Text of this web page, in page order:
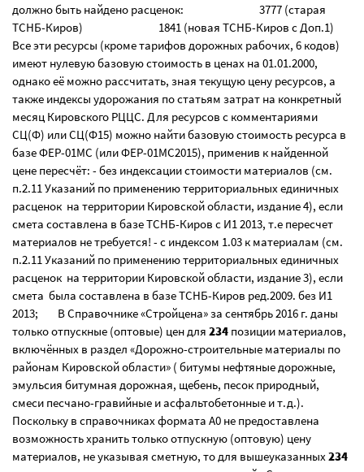
должно быть найдено расценок: 3777 (старая
ТСНБ-Киров) 1841 (новая ТСНБ-Киров с Доп.1)
Все эти ресурсы (кроме тарифов дорожных рабочих, 6 кодов)
имеют нулевую базовую стоимость в ценах на 01.01.2000,
однако её можно рассчитать, зная текущую цену ресурсов, а
также индексы удорожания по статьям затрат на конкретный
месяц Кировского РЦЦС. Для ресурсов с комментариями
СЦ(Ф) или СЦ(Ф15) можно найти базовую стоимость ресурса в
базе ФЕР-01МС (или ФЕР-01МС2015), применив к найденной
цене пересчёт: - без индексации стоимости материалов (см.
п.2.11 Указаний по применению территориальных единичных
расценок на территории Кировской области, издание 4), если
смета составлена в базе ТСНБ-Киров с И1 2013, т.е пересчет
материалов не требуется! - с индексом 1.03 к материалам (см.
п.2.11 Указаний по применению территориальных единичных
расценок на территории Кировской области, издание 3), если
смета была составлена в базе ТСНБ-Киров ред.2009. без И1
2013; В Справочнике «Стройцена» за сентябрь 2016 г. даны
только отпускные (оптовые) цен для 234 позиции материалов,
включённых в раздел «Дорожно-строительные материалы по
районам Кировской области» ( битумы нефтяные дорожные,
эмульсия битумная дорожная, щебень, песок природный,
смеси песчано-гравийные и асфальтобетонные и т.д.).
Поскольку в справочниках формата А0 не предоставлена
возможность хранить только отпускную (оптовую) цену
материалов, не указывая сметную, то для вышеуказанных 234